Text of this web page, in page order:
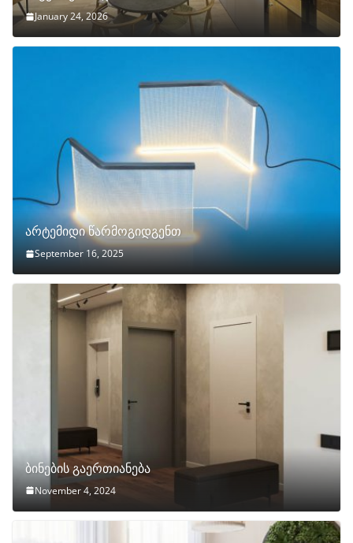
January 24, 2026
არტემიდი წარმოგიდგენთ
September 16, 2025
ბინების გაერთიანება
November 4, 2024